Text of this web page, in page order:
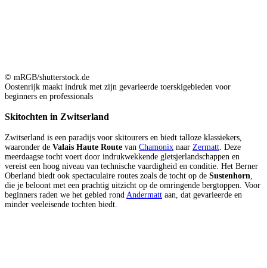
© mRGB/shutterstock.de
Oostenrijk maakt indruk met zijn gevarieerde toerskigebieden voor
beginners en professionals
Skitochten in Zwitserland
Zwitserland is een paradijs voor skitourers en biedt talloze klassiekers,
waaronder de Valais Haute Route van Chamonix naar Zermatt . Deze
meerdaagse tocht voert door indrukwekkende gletsjerlandschappen en
vereist een hoog niveau van technische vaardigheid en conditie. Het Berner
Oberland biedt ook spectaculaire routes zoals de tocht op de Sustenhorn
die je beloont met een prachtig uitzicht op de omringende bergtoppen. Voor
beginners raden we het gebied rond Andermatt aan, dat gevarieerde en
minder veeleisende tochten biedt.